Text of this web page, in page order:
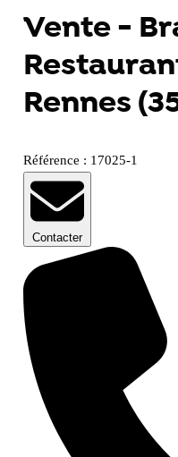
Vente -
Rennes
Référence : 17025-1
Contacter